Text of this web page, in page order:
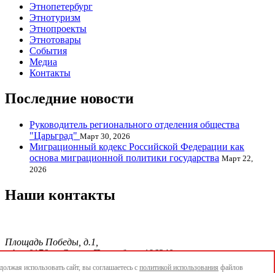
Этнопетербург
Этнотуризм
Этнопроекты
Этнотовары
События
Медиа
Контакты
Последние новости
Руководитель регионального отделения общества
"Царьград" Март 30, 2026
Миграционный кодекс Российской Федерации как
основа миграционной политики государства Март 22,
2026
Наши контакты
Площадь Победы, д.1,
офис 0176, г. Санкт-Петербург, 196240
тел./факс.:+7 904 856-09-12;
использовать сайт, вы соглашаетесь с политикой использования файлов